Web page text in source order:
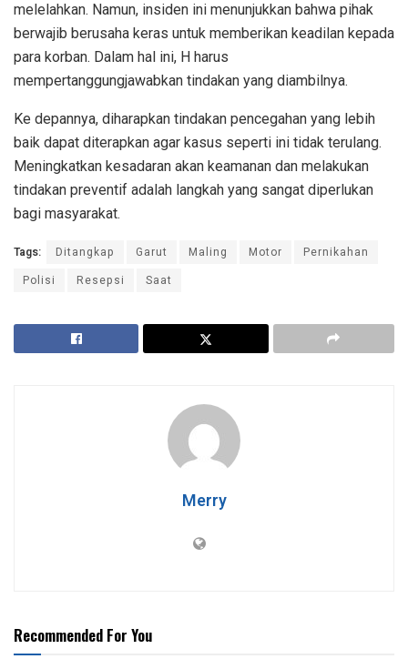
melelahkan. Namun, insiden ini menunjukkan bahwa pihak
berwajib berusaha keras untuk memberikan keadilan kepada
para korban. Dalam hal ini, H harus
mempertanggungjawabkan tindakan yang diambilnya.
Ke depannya, diharapkan tindakan pencegahan yang lebih
baik dapat diterapkan agar kasus seperti ini tidak terulang.
Meningkatkan kesadaran akan keamanan dan melakukan
tindakan preventif adalah langkah yang sangat diperlukan
bagi masyarakat.
Tags: Ditangkap Garut Maling Motor
Pernikahan
Polisi
Resepsi Saat
Merry
Recommended For You